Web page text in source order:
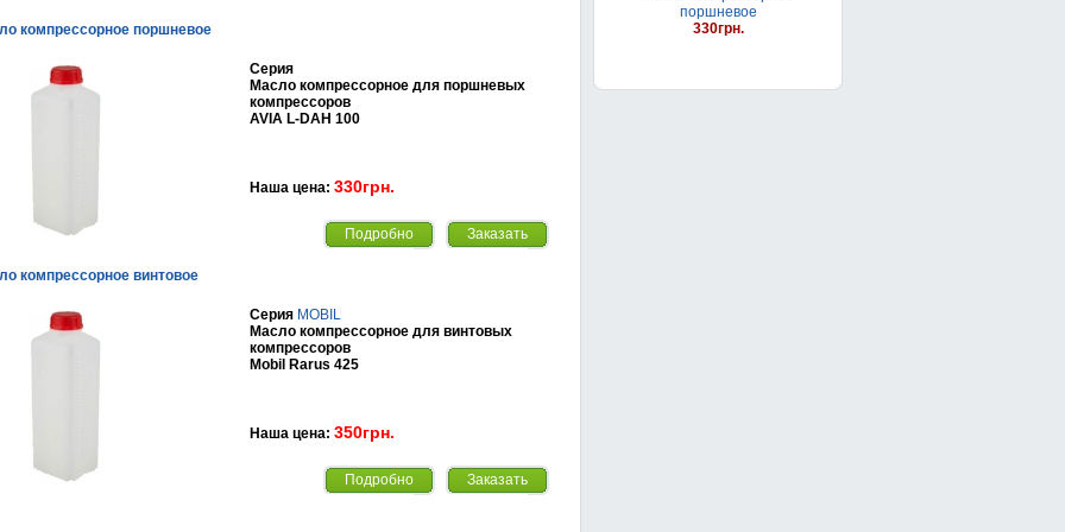
поршневое
330грн.
компрессорное поршневое
Серия
Масло компрессорное для поршневых
компрессоров
AVIA L-DAH 100
Наша цена: 330грн.
Подробно Заказать
компрессорное винтовое
Серия MOBIL
Масло компрессорное для винтовых
компрессоров
Mobil Rarus 425
Наша цена: 350грн.
Подробно Заказать